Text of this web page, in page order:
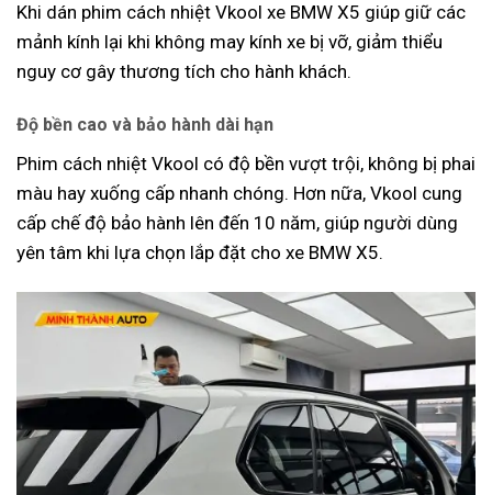
Khi dán phim cách nhiệt Vkool xe BMW X5 giúp giữ các
mảnh kính lại khi không may kính xe bị vỡ, giảm thiểu
nguy cơ gây thương tích cho hành khách.
Độ bền cao và bảo hành dài hạn
Phim cách nhiệt Vkool có độ bền vượt trội, không bị phai
màu hay xuống cấp nhanh chóng. Hơn nữa, Vkool cung
cấp chế độ bảo hành lên đến 10 năm, giúp người dùng
yên tâm khi lựa chọn lắp đặt cho xe BMW X5.